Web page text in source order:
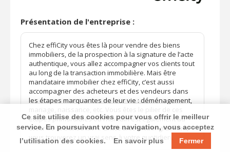
Présentation de l'entreprise :
Chez effiCity vous êtes là pour vendre des biens
immobiliers, de la prospection à la signature de l’acte
authentique, vous allez accompagner vos clients tout
au long de la transaction immobilière. Mais être
mandataire immobilier chez effiCity, c’est aussi
accompagner des acheteurs et des vendeurs dans
les étapes marquantes de leur vie : déménagement,
étapes primordiales où l’humain est également au
cœur de la transaction. Grâce à ce métier gratifiant,
vous trouverez un vrai sens à votre quotidien.
Ce site utilise des cookies pour vous offrir le meilleur
service. En poursuivant votre navigation, vous acceptez
l’utilisation des cookies.
En savoir plus Fermer